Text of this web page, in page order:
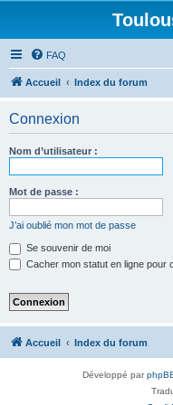
FAQ
Accueil Index du forum
Connexion
Nom d’utilisateur :
Mot de passe :
J’ai oublié mon mot de passe
Se souvenir de moi
Cacher mon statut en ligne pour
Accueil Index du forum
Développé par